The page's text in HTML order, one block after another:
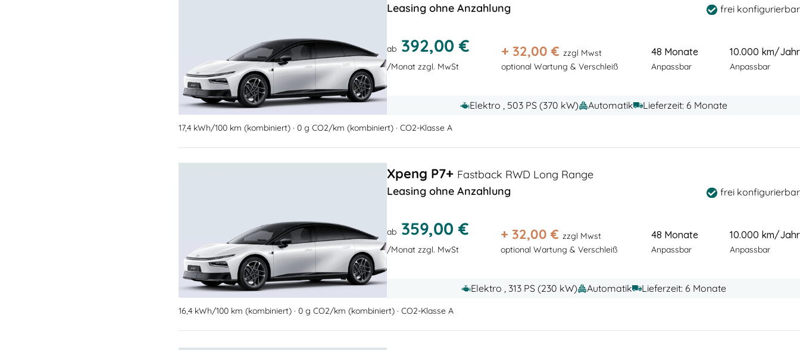
Leasing ohne Anzahlung
frei konfigurierbar
ab 392,00 €
/Monat zzgl. MwSt
+ 32,00 € zzgl Mwst
optional Wartung & Verschleiß
48 Monate
Anpassbar
10.000 km/Jahr
Anpassbar
Elektro , 503 PS (370 kW) Automatik Lieferzeit: 6 Monate
17,4 kWh/100 km (kombiniert) · 0 g CO2/km (kombiniert) · CO2-Klasse A
Xpeng P7+ Fastback RWD Long Range
Leasing ohne Anzahlung
frei konfigurierbar
ab 359,00 €
/Monat zzgl. MwSt
+ 32,00 € zzgl Mwst
optional Wartung & Verschleiß
48 Monate
Anpassbar
10.000 km/Jahr
Anpassbar
Elektro , 313 PS (230 kW) Automatik Lieferzeit: 6 Monate
16,4 kWh/100 km (kombiniert) · 0 g CO2/km (kombiniert) · CO2-Klasse A